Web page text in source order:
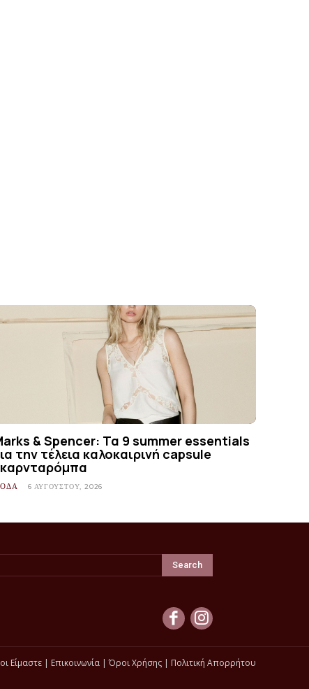
& Spencer: Τα 9 summer essentials
την τέλεια καλοκαιρινή capsule
6 ΑΥΓΟΎΣΤΟΥ, 2026
Search
Είμαστε | Επικοινωνία |Όροι Χρήσης | Πολιτική Απορρήτου